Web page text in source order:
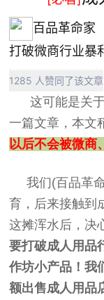
百品
打破微商行业暴
1285 人赞同了该文章
这可能是关
一篇文章，本文
以后不会被微商
我们(百品革命
育，后来接触到
这摊浑水后，决
要打破成人用品
作坊小产品！我
额出售成人用品